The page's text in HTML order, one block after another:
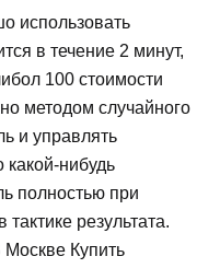
использовать
в течение 2 минут,
100 стоимости
методом случайного
и управлять
нибудь
полностью при
результата.
Купить